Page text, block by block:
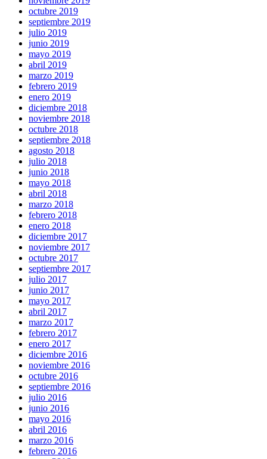
octubre 2019
septiembre 2019
julio 2019
junio 2019
mayo 2019
abril 2019
marzo 2019
febrero 2019
enero 2019
diciembre 2018
noviembre 2018
octubre 2018
septiembre 2018
agosto 2018
julio 2018
junio 2018
mayo 2018
abril 2018
marzo 2018
febrero 2018
enero 2018
diciembre 2017
noviembre 2017
octubre 2017
septiembre 2017
julio 2017
junio 2017
mayo 2017
abril 2017
marzo 2017
febrero 2017
enero 2017
diciembre 2016
noviembre 2016
octubre 2016
septiembre 2016
julio 2016
junio 2016
mayo 2016
abril 2016
marzo 2016
febrero 2016